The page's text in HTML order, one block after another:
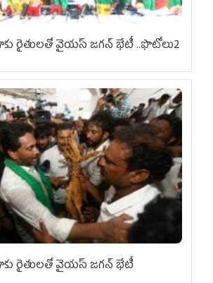
రైతులతో వైయస్ జగన్ భేటీ ..ఫొటోలు2
రైతులతో వైయస్ జగన్ భేటీ